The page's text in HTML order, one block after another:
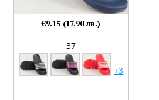
37
+3
€9.15 (17.90 лв.)